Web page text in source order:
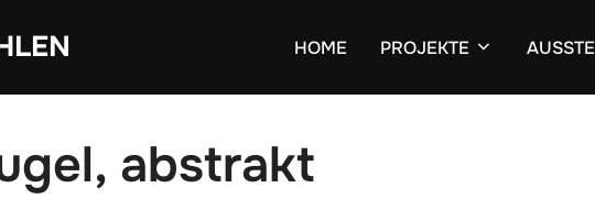
HOME PROJEKTE
abstrakt